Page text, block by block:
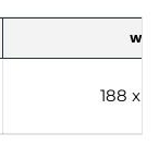
188 x